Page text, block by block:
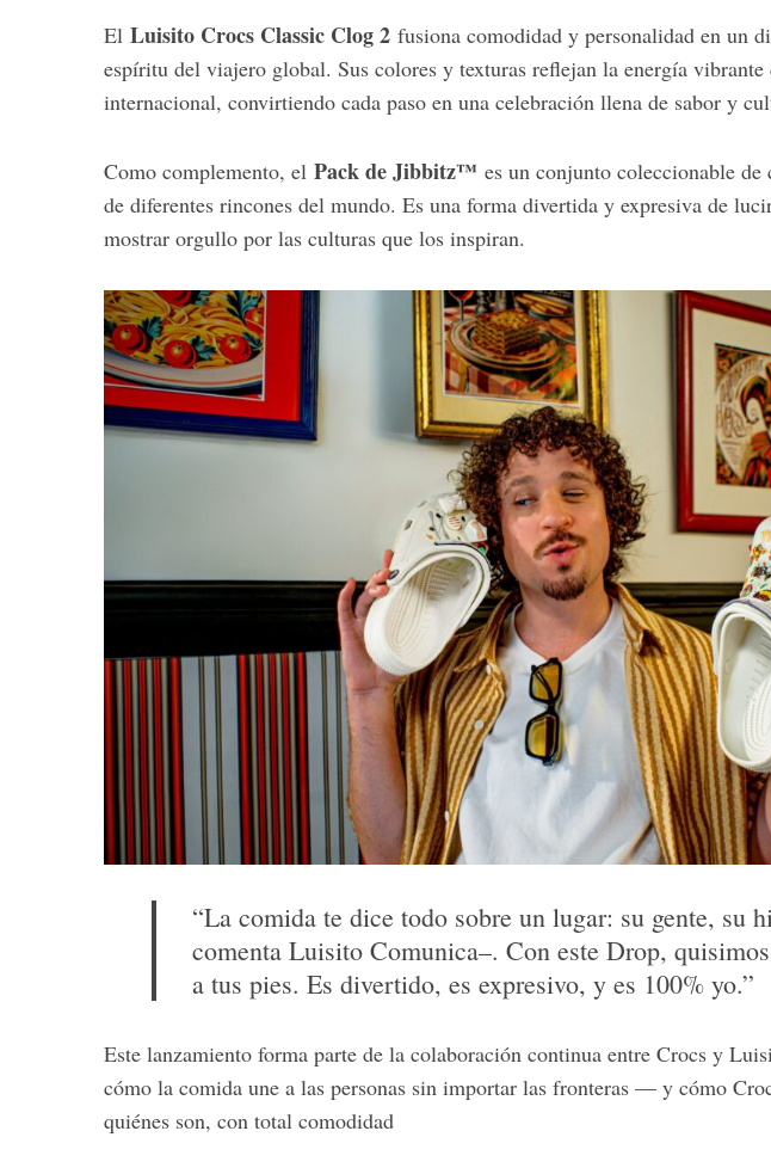
El Luisito Crocs Classic Clog 2 fusiona comodidad y personalidad en un
espíritu del viajero global. Sus colores y texturas reflejan la energía
internacional, convirtiendo cada paso en una celebración llena de sabor y
Como complemento, el Pack de Jibbitz™ es un conjunto coleccionable
de diferentes rincones del mundo. Es una forma divertida y expresiva de
mostrar orgullo por las culturas que los inspiran.
“La comida te dice todo sobre un lugar: su gente, su
comenta Luisito Comunica–. Con este Drop,
a tus pies. Es divertido, es expresivo, y es 100% yo.”
Este lanzamiento forma parte de la colaboración continua entre Crocs y
cómo la comida une a las personas sin importar las fronteras — y cómo
quiénes son, con total comodidad